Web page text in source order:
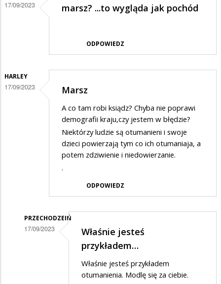
17/09/2023 marsz? ...to wygląda jak pochód
ODPOWIEDZ
HARLEY
17/09/2023 Marsz
A co tam robi ksiądz? Chyba nie poprawi
demografii kraju,czy jestem w błędzie?
Niektórzy ludzie są otumanieni i swoje
dzieci powierzają tym co ich otumaniaja, a
potem zdziwienie i niedowierzanie.
.
ODPOWIEDZ
PRZECHODZEIŃ
17/09/2023
Właśnie jesteś
przykładem…
Właśnie jesteś przykładem
otumanienia. Modlę się za ciebie.